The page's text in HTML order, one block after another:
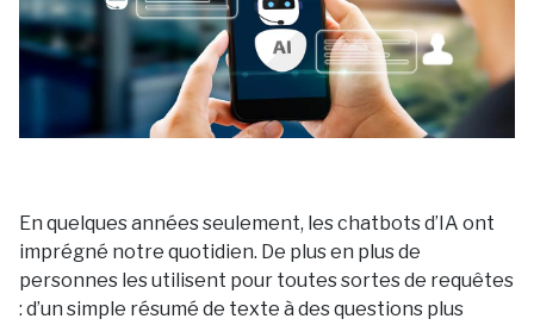
En quelques années seulement, les chatbots d’IA ont
imprégné notre quotidien. De plus en plus de
personnes les utilisent pour toutes sortes de requêtes
: d’un simple résumé de texte à des questions plus